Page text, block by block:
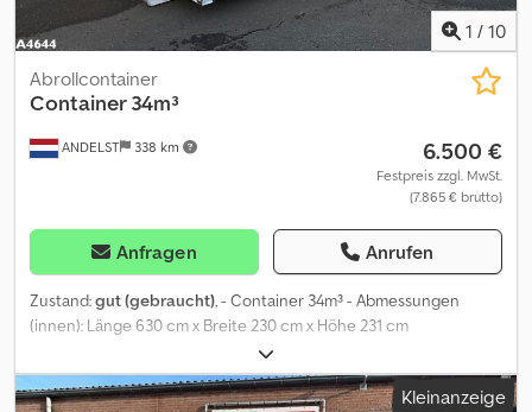
1 / 10
ANDELST 338 km
Abrollcontainer
Container 34m³
6.500 €
Festpreis zzgl. MwSt.
(7.865 € brutto)
Anfragen Anrufen
Zustand:gut (gebraucht), - Container 34m³ - Abmessungen
(innen): Länge 630 cm x Breite 230 cm x Höhe 231 cm
Dodszqbpxspfx Ap Eekr - Geeignet für Haken aufname - Haken
höhe: 145 cm - Hydraulisch betätigte Aluminium Umwelt ventile - 2
hydraulische Kupplungen - Hintere Türen öffnen = WeitereKleinanzeige